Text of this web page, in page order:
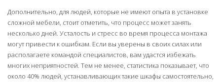
Дополнительно, для людей, которые не имеют опыта в установке
сложной мебели, стоит отметить, что процесс может занять
несколько дней. Усталость и стресс во время процесса монтажа
могут привести к ошибкам. Если вы уверены в своих силах или
располагаете командой специалистов, вам удастся избежать
многих неприятностей. Тем не менее, статистика показывает, что
около 40% людей, устанавливающих такие шкафы самостоятельно,